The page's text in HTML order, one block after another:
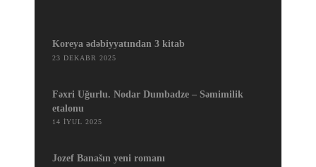
Koreya ədəbiyyatından 3 kitab
23 DEKABR 2025
Fəxri Uğurlu. Nodar Dumbadze – Səmimilik
etalonu
14 İYUL 2025
Jozef Banašın yeni romanı